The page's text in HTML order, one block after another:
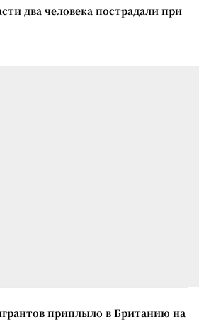
два человека пострадали при
приплыло в Британию на